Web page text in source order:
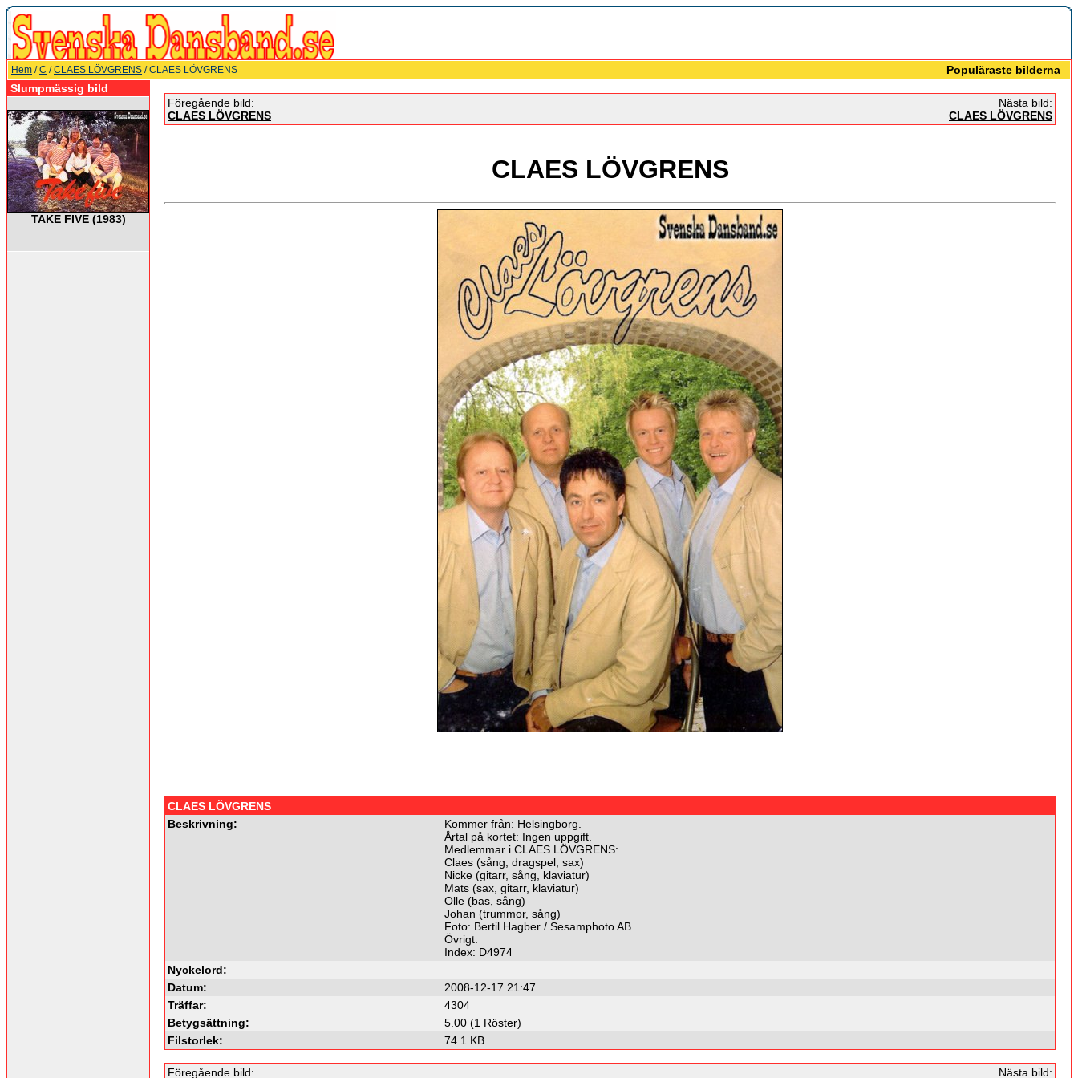
Hem /C /CLAES LÖVGRENS / CLAES LÖVGRENS
Populäraste bilderna
Slumpmässig bild
TAKE FIVE (1983)
Föregående bild:
CLAES LÖVGRENS
Nästa bild:
CLAES LÖVGRENS
CLAES LÖVGRENS
CLAES LÖVGRENS
Beskrivning:
Kommer från: Helsingborg.
Årtal på kortet: Ingen uppgift.
Medlemmar i CLAES LÖVGRENS:
Claes (sång, dragspel, sax)
Nicke (gitarr, sång, klaviatur)
Mats (sax, gitarr, klaviatur)
Olle (bas, sång)
Johan (trummor, sång)
Foto: Bertil Hagber / Sesamphoto AB
Övrigt:
Index: D4974
Nyckelord:
Datum:
2008-12-17 21:47
Träffar:
4304
Betygsättning:
5.00 (1 Röster)
Filstorlek:
74.1 KB
Föregående bild: Nästa bild: